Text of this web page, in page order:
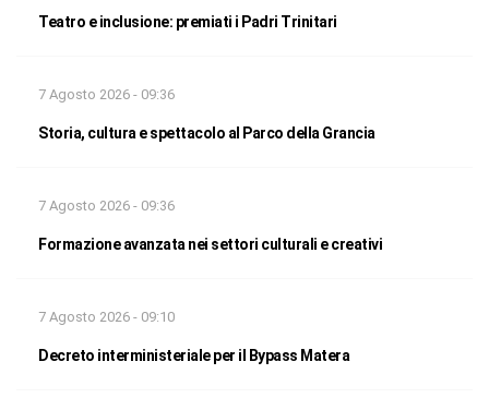
Teatro e inclusione: premiati i Padri Trinitari
7 Agosto 2026 - 09:36
Storia, cultura e spettacolo al Parco della Grancia
7 Agosto 2026 - 09:36
Formazione avanzata nei settori culturali e creativi
7 Agosto 2026 - 09:10
Decreto interministeriale per il Bypass Matera